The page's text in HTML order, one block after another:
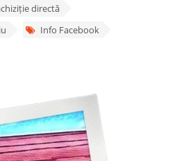
directă
Info Facebook